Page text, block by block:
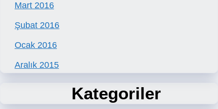
Mart 2016
Şubat 2016
Ocak 2016
Aralık 2015
Kategoriler